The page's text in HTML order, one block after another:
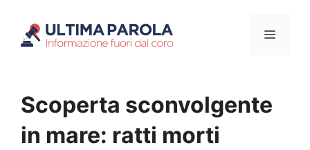
Menu
Scoperta sconvolgente
in mare: ratti morti